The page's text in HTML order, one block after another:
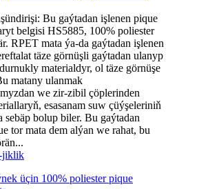
Bu gaýtadan işlenen pique
belgisi HS5885, 100% poliester
RPET mata ýa-da gaýtadan işlenen
täze görnüşli gaýtadan ulanyp
materialdyr, ol täze görnüşe
matany ulanmak
we zir-zibil çöplerinden
esasanam suw çüýşeleriniň
sebäp bolup biler. Bu gaýtadan
tor mata dem alýan we rahat, bu
jiklik